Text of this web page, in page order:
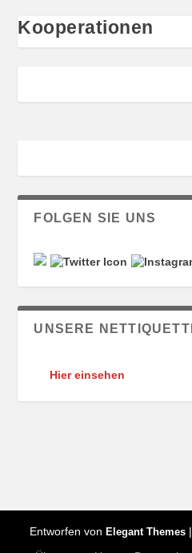
Kooperationen
FOLGEN SIE UNS
UNSERE
Hier einsehen
Entworfen von Elegant Themes|